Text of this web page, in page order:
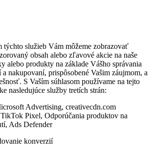
týchto služieb Vám môžeme zobrazovať
obsah alebo zľavové akcie na naše
alebo produkty na základe Vášho správania
nakupovaní, prispôsobené Vašim záujmom, a
S Vaším súhlasom používame na tejto
nasledujúce služby tretích strán:
Advertising, creativecdn.com
Pixel, Odporúčania produktov na
Ads Defender
konverzií